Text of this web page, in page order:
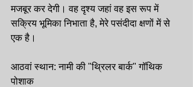
मजबूर कर देगी। वह दृश्य जहां वह इस रूप में
सक्रिय भूमिका निभाता है, मेरे पसंदीदा क्षणों में से
एक है।
आठवां स्थान: नामी की "थ्रिलर बार्क" गॉथिक
पोशाक